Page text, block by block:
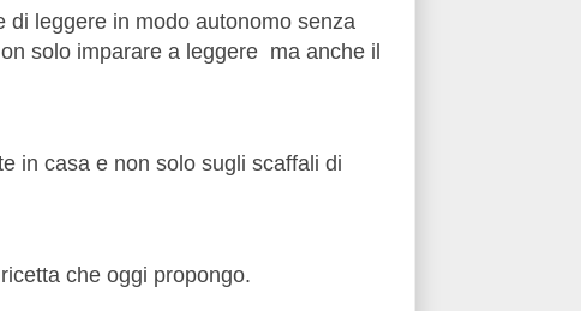
leggere in modo autonomo senza
solo imparare a leggere ma anche il
in casa e non solo sugli scaffali di
che oggi propongo.